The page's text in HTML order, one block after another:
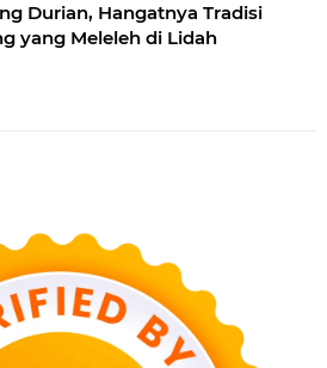
Durian, Hangatnya Tradisi
yang Meleleh di Lidah